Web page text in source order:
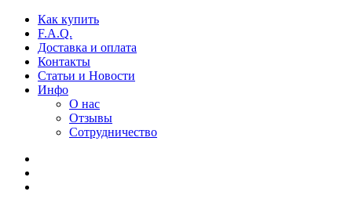
Как купить
F.A.Q.
Доставка и оплата
Контакты
Статьи и Новости
Инфо
О нас
Отзывы
Сотрудничество